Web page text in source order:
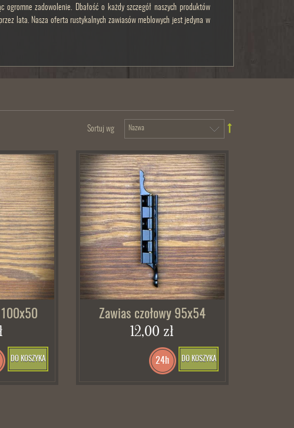
zadowolenie. Dbałość o każdy szczegół naszych produktów
lata. Nasza oferta rustykalnych zawiasów meblowych jest jedyna w
Sortuj wg
100x50
DO KOSZYKA
Zawias czołowy 95x54
12,00 zł
DO KOSZYKA
24h